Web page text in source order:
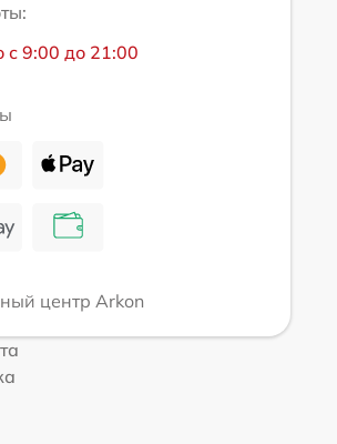
с 9:00 до 21:00
центр Arkon